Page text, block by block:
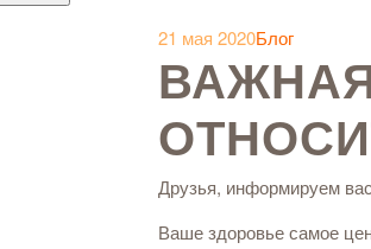
21 мая 2020Блог
Друзья, информируем
Ваше здоровье самое